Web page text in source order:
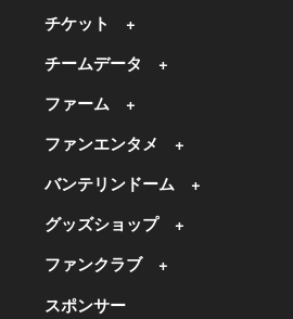
チケット
チームデータ
ファーム
ファンエンタメ
バンテリンドーム
グッズショップ
ファンクラブ
スポンサー